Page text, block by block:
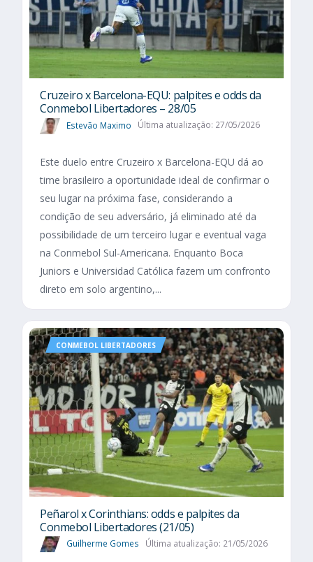
Cruzeiro x Barcelona-EQU: palpites e odds da
Conmebol Libertadores – 28/05
Estevão Maximo Última atualização: 27/05/2026
Este duelo entre Cruzeiro x Barcelona-EQU dá ao
time brasileiro a oportunidade ideal de confirmar o
seu lugar na próxima fase, considerando a
condição de seu adversário, já eliminado até da
possibilidade de um terceiro lugar e eventual vaga
na Conmebol Sul-Americana. Enquanto Boca
Juniors e Universidad Católica fazem um confronto
direto em solo argentino,...
CONMEBOL LIBERTADORES
Peñarol x Corinthians: odds e palpites da
Conmebol Libertadores (21/05)
Guilherme Gomes Última atualização: 21/05/2026